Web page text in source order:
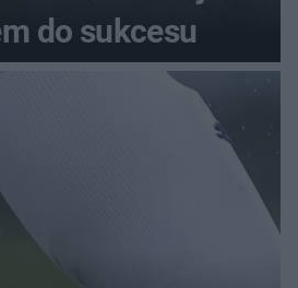
do sukcesu